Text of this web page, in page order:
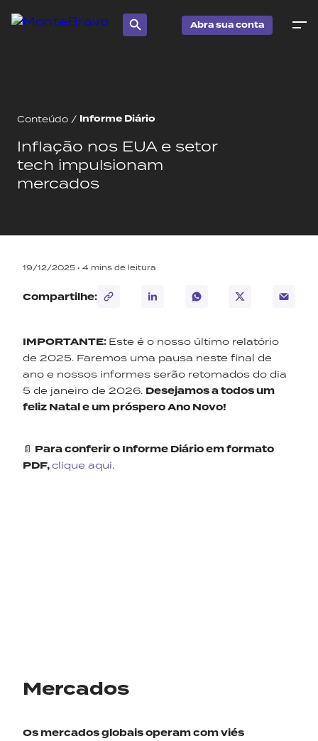
Abra sua conta
Conteúdo / Informe Diário
Inflação nos EUA e setor
tech impulsionam
mercados
19/12/2025 • 4 mins de leitura
Compartilhe:
IMPORTANTE: Este é o nosso último relatório
de 2025. Faremos uma pausa neste final de
ano e nossos informes serão retomados do dia
5 de janeiro de 2026. Desejamos a todos um
feliz Natal e um próspero Ano Novo!
📄 Para conferir o Informe Diário em formato
PDF,clique aqui.
Mercados
Os mercados globais operam com viés